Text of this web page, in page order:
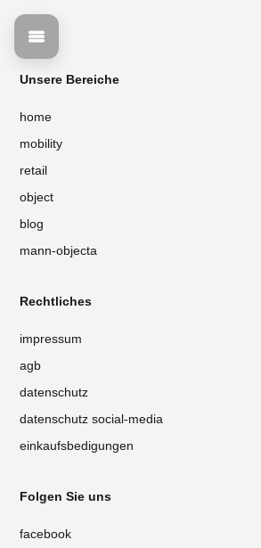
Unsere Bereiche
home
mobility
retail
object
blog
mann-objecta
Rechtliches
impressum
agb
datenschutz
datenschutz social-media
einkaufsbedigungen
Folgen Sie uns
facebook